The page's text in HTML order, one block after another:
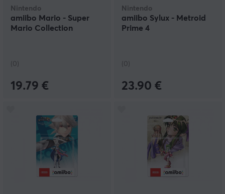
Nintendo
amiibo Mario - Super
Mario Collection
(0)
19.79 €
Nintendo
amiibo Sylux - Metroid
Prime 4
(0)
23.90 €